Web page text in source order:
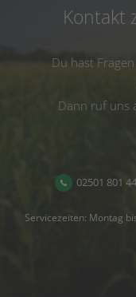
Kontakt
Du hast
Dann ruf uns
02501 801
Servicezeiten: Montag